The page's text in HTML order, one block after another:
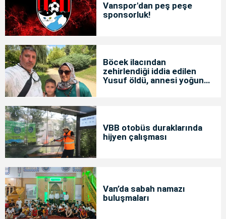
Vanspor'dan peş peşe
sponsorluk!
Böcek ilacından
zehirlendiği iddia edilen
Yusuf öldü, annesi yoğun
VBB otobüs duraklarında
hijyen çalışması
Van’da sabah namazı
buluşmaları